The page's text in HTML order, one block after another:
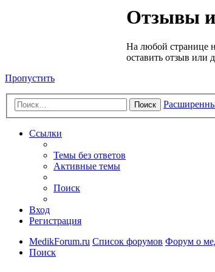
Отзывы и
На любой странице
оставить отзыв или
Пропустить
Поиск
Ссылки
Темы без ответов
Активные темы
Поиск
Вход
Регистрация
MedikForum.ru Список форумов Форум о
Поиск